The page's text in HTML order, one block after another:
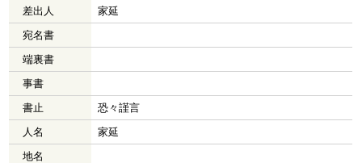
差出人
家延
宛名書
端裏書
事書
書止
恐々謹言
人名
家延
地名